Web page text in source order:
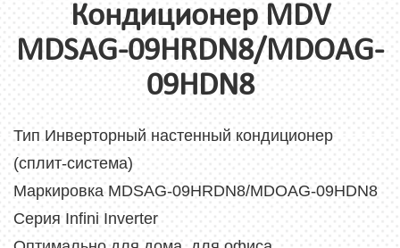
Кондиционер MDV
MDSAG-09HRDN8/MDOAG-
09HDN8
Тип Инверторный настенный кондиционер
(сплит-система)
Маркировка MDSAG-09HRDN8/MDOAG-09HDN8
Серия Infini Inverter